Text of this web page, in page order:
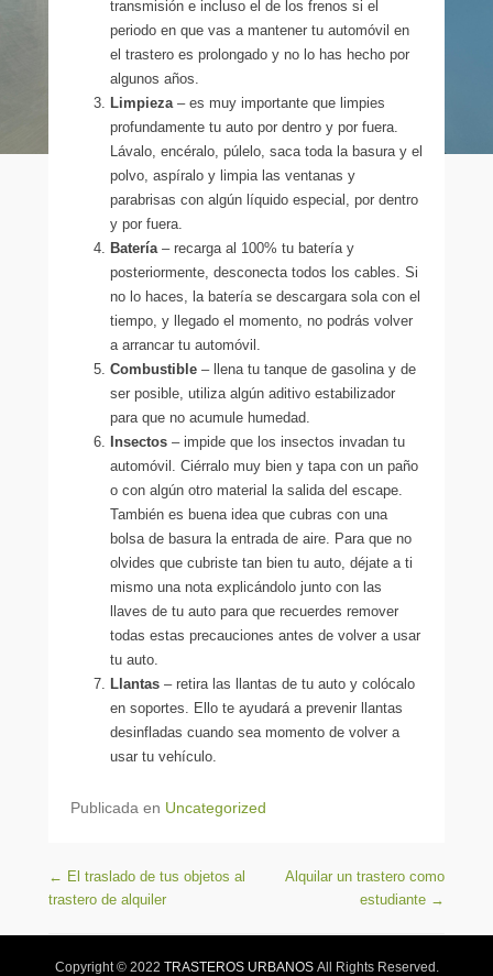
transmisión e incluso el de los frenos si el
periodo en que vas a mantener tu automóvil en
el trastero es prolongado y no lo has hecho por
algunos años.
Limpieza– es muy importante que limpies
profundamente tu auto por dentro y por fuera.
Lávalo, encéralo, púlelo, saca toda la basura y el
polvo, aspíralo y limpia las ventanas y
parabrisas con algún líquido especial, por dentro
y por fuera.
Batería– recarga al 100% tu batería y
posteriormente, desconecta todos los cables. Si
no lo haces, la batería se descargara sola con el
tiempo, y llegado el momento, no podrás volver
a arrancar tu automóvil.
Combustible – llena tu tanque de gasolina y de
ser posible, utiliza algún aditivo estabilizador
para que no acumule humedad.
Insectos – impide que los insectos invadan tu
automóvil. Ciérralo muy bien y tapa con un paño
o con algún otro material la salida del escape.
También es buena idea que cubras con una
bolsa de basura la entrada de aire. Para que no
olvides que cubriste tan bien tu auto, déjate a ti
mismo una nota explicándolo junto con las
llaves de tu auto para que recuerdes remover
todas estas precauciones antes de volver a usar
tu auto.
Llantas – retira las llantas de tu auto y colócalo
en soportes. Ello te ayudará a prevenir llantas
desinfladas cuando sea momento de volver a
usar tu vehículo.
Publicada en Uncategorized
Navegación de entradas
← El traslado de tus objetos al
trastero de alquiler
Alquilar un trastero como
estudiante →
Copyright © 2022 TRASTEROS URBANOSAll Rights Reserved.